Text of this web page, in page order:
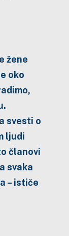
žene
oko
svesti o
ljudi
članovi
svaka
– ističe